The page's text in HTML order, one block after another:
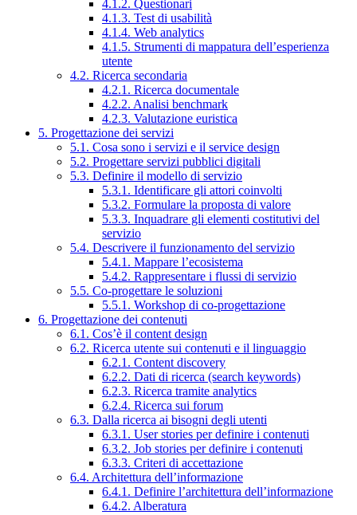
4.1.2. Questionari
4.1.3. Test di usabilità
4.1.4. Web analytics
4.1.5. Strumenti di mappatura dell’esperienza
utente
4.2. Ricerca secondaria
4.2.1. Ricerca documentale
4.2.2. Analisi benchmark
4.2.3. Valutazione euristica
5. Progettazione dei servizi
5.1. Cosa sono i servizi e il service design
5.2. Progettare servizi pubblici digitali
5.3. Definire il modello di servizio
5.3.1. Identificare gli attori coinvolti
5.3.2. Formulare la proposta di valore
5.3.3. Inquadrare gli elementi costitutivi del
servizio
5.4. Descrivere il funzionamento del servizio
5.4.1. Mappare l’ecosistema
5.4.2. Rappresentare i flussi di servizio
5.5. Co-progettare le soluzioni
5.5.1. Workshop di co-progettazione
6. Progettazione dei contenuti
6.1. Cos’è il content design
6.2. Ricerca utente sui contenuti e il linguaggio
6.2.1. Content discovery
6.2.2. Dati di ricerca (search keywords)
6.2.3. Ricerca tramite analytics
6.2.4. Ricerca sui forum
6.3. Dalla ricerca ai bisogni degli utenti
6.3.1. User stories per definire i contenuti
6.3.2. Job stories per definire i contenuti
6.3.3. Criteri di accettazione
6.4. Architettura dell’informazione
6.4.1. Definire l’architettura dell’informazione
6.4.2. Alberatura